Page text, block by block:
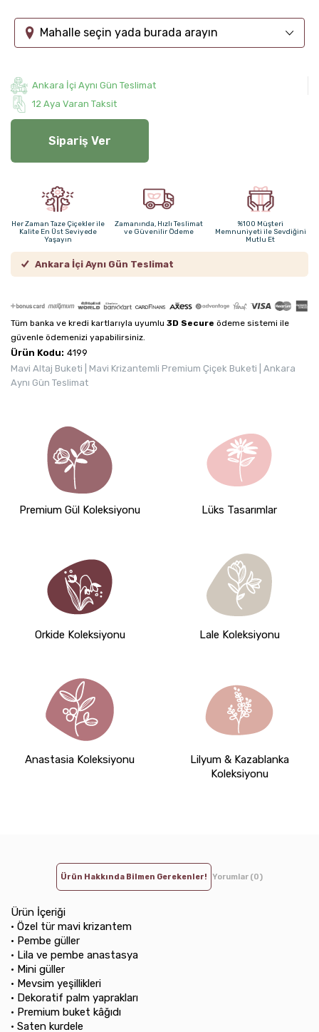
Mahalle seçin yada burada arayın
Ankara İçi Aynı Gün Teslimat
12 Aya Varan Taksit
Sipariş Ver
Her Zaman Taze Çiçekler ile
Kalite En Üst Seviyede
Yaşayın
Zamanında, Hızlı Teslimat
ve Güvenilir Ödeme
%100 Müşteri
Memnuniyeti ile Sevdiğini
Mutlu Et
Ankara İçi Aynı Gün Teslimat
Tüm banka ve kredi kartlarıyla uyumlu 3D Secure ödeme sistemi ile
güvenle ödemenizi yapabilirsiniz.
Ürün Kodu: 4199
Mavi Altaj Buketi | Mavi Krizantemli Premium Çiçek Buketi | Ankara
Aynı Gün Teslimat
Premium Gül Koleksiyonu Lüks Tasarımlar
Orkide Koleksiyonu Lale Koleksiyonu
Anastasia Koleksiyonu
Lilyum & Kazablanka
Koleksiyonu
Ürün Hakkında Bilmen Gerekenler! Yorumlar (0)
Ürün İçeriği
•⁠ ⁠Özel tür mavi krizantem
•⁠ ⁠Pembe güller
•⁠ ⁠Lila ve pembe anastasya
•⁠ ⁠Mini güller
•⁠ ⁠Mevsim yeşillikleri
•⁠ ⁠Dekoratif palm yaprakları
•⁠ ⁠Premium buket kâğıdı
•⁠ ⁠Saten kurdele